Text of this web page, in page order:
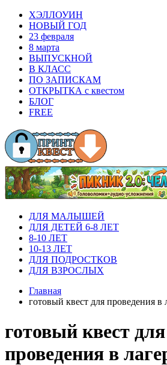
ХЭЛЛОУИН
НОВЫЙ ГОД
23 февраля
8 марта
ВЫПУСКНОЙ
В КЛАСС
ПО ЗАПИСКАМ
ОТКРЫТКА с квестом
БЛОГ
FREE
ДЛЯ МАЛЫШЕЙ
ДЛЯ ДЕТЕЙ 6-8 ЛЕТ
8-10 ЛЕТ
10-13 ЛЕТ
ДЛЯ ПОДРОСТКОВ
ДЛЯ ВЗРОСЛЫХ
Главная
готовый квест для проведения в
готовый квест для
проведения в